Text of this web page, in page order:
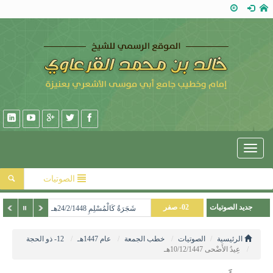
Toggle
navigation
الصوتيات
جديد الصوتيات
01- محرم
02- صفر شَجَرَةٌ كَالْمُسْلِمِ 24/2/1448هـ
الرئيسية الصوتيات خطب الجمعة عام 1447هـ
12- ذو الحجة
عِيدُ الأَضْحى 10/12/1447هـ